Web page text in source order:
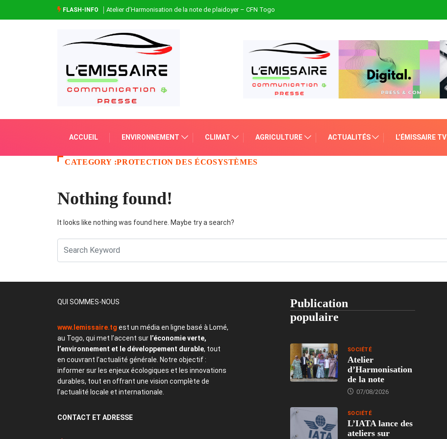
FLASH-INFO Atelier d’Harmonisation de la note de plaidoyer – CFN Togo
ACCUEIL ENVIRONNEMENT CLIMAT AGRICULTURE ACTUALITÉS L’ÉMISSAIRE TV
CATEGORY :PROTECTION DES ÉCOSYSTÈMES
Nothing found!
It looks like nothing was found here. Maybe try a search?
QUI SOMMES-NOUS
www.lemissaire.tg est un média en ligne basé à Lomé,
au Togo, qui met l’accent sur l’économie verte,
l’environnement et le développement durable, tout
en couvrant l’actualité générale. Notre objectif :
informer sur les enjeux écologiques et les innovations
durables, tout en offrant une vision complète de
l’actualité locale et internationale.
CONTACT ET ADRESSE
Publication
populaire
SOCIÉTÉ
Atelier
d’Harmonisation
de la note
07/08/2026
SOCIÉTÉ
L’IATA lance des
ateliers sur